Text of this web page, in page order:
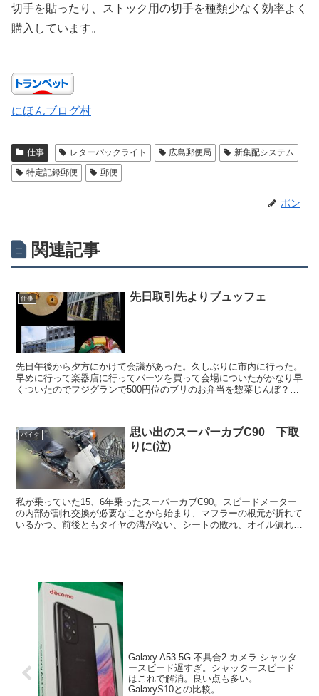
切手を貼ったり、ストック用の切手を種類少なく効率よく
購入しています。
にほんブログ村
仕事 レターパックライト 広島郵便局
新集配システム
特定記録郵便
郵便
ポン
関連記事
仕事 先日取引先よりブュッフェ
先日午後から夕方にかけて会議があった。久しぶりに市内に行った。
早めに行って楽器店に行ってパーツを買って会場についたがかなり早
くついたのでフジグランで500円位のブリのお弁当を惣菜じんぼ？で
バイク
思い出のスーパーカブC90 下取
りに(泣)
私が乗っていた15、6年乗ったスーパーカブC90。スピードメーター
の内部が割れ交換が必要なことから始まり、マフラーの根元が折れて
いるかつ、前後ともタイヤの溝がない、シートの敗れ、オイル漏れ、
Galaxy A53 5G 不具合2 カメラ シャッタ
ースピード遅すぎ。シャッタースピード
はこれで解消。良い点も多い。
GalaxyS10との比較。